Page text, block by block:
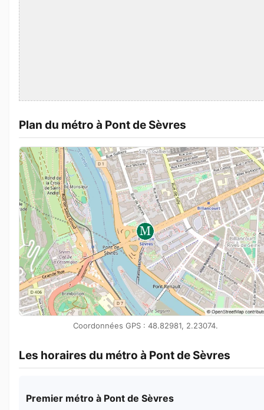
Plan du métro à Pont de Sèvres
Coordonnées GPS : 48.82981, 2.23074.
Les horaires du métro à Pont de Sèvres
Premier métro à Pont de Sèvres